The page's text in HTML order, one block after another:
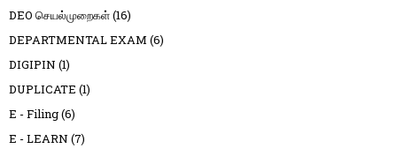
DEO செயல்முறைகள்(16)
DEPARTMENTAL EXAM (6)
DIGIPIN (1)
DUPLICATE (1)
E - Filing(6)
E - LEARN (7)